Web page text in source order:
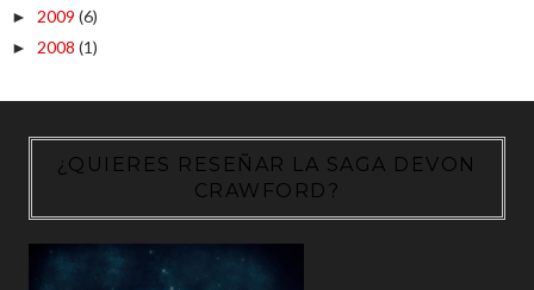
► 2009 (6)
► 2008 (1)
¿QUIERES RESEÑAR LA SAGA DEVON
CRAWFORD?